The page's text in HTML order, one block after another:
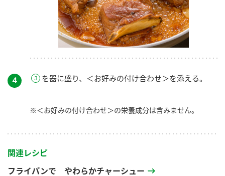
４ を器に盛り、＜お好みの付け合わせ＞を添える。
※＜お好みの付け合わせ＞の栄養成分は含みません。
関連レシピ
フライパンで やわらかチャーシュー